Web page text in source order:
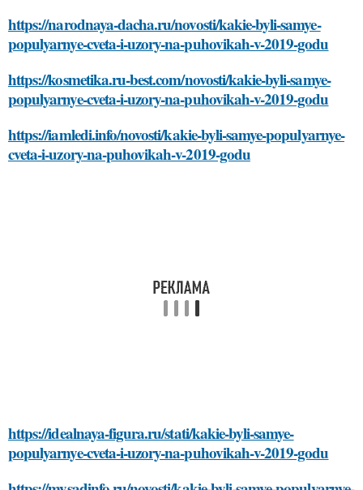
https://narodnaya-dacha.ru/novosti/kakie-byli-samye-
populyarnye-cveta-i-uzory-na-puhovikah-v-2019-godu
https://kosmetika.ru-best.com/novosti/kakie-byli-samye-
populyarnye-cveta-i-uzory-na-puhovikah-v-2019-godu
https://iamledi.info/novosti/kakie-byli-samye-populyarnye-
cveta-i-uzory-na-puhovikah-v-2019-godu
https://idealnaya-figura.ru/stati/kakie-byli-samye-
populyarnye-cveta-i-uzory-na-puhovikah-v-2019-godu